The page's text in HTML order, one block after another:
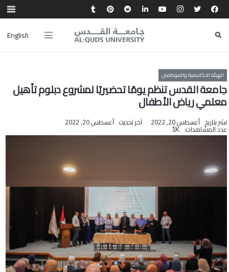
English
الهيئة الاكاديمية والموظفين
جامعة القدس تنظم يومًا تحضيريًا لمشروع دبلوم تأهيل
معلمي رياض الأطفال
نشر بتاريخ أغسطس 20, 2022 آخر تحديث أغسطس 20, 2022
عدد المشاهدات: 1K